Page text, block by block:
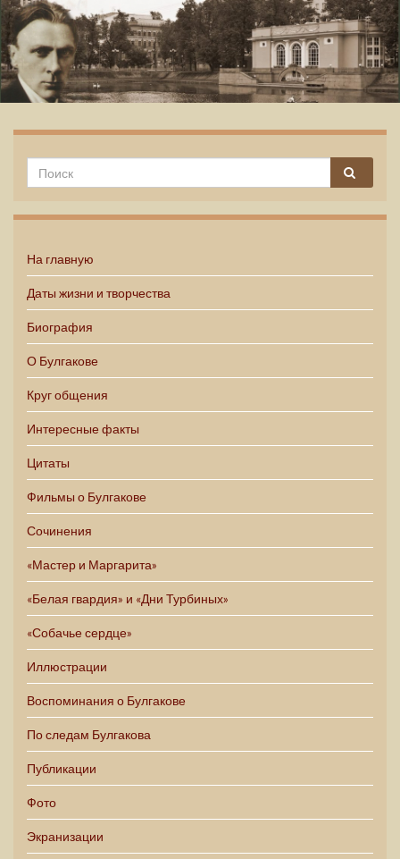
На главную
Даты жизни и творчества
Биография
О Булгакове
Круг общения
Интересные факты
Цитаты
Фильмы о Булгакове
Сочинения
«Мастер и Маргарита»
«Белая гвардия» и «Дни Турбиных»
«Собачье сердце»
Иллюстрации
Воспоминания о Булгакове
По следам Булгакова
Публикации
Фото
Экранизации